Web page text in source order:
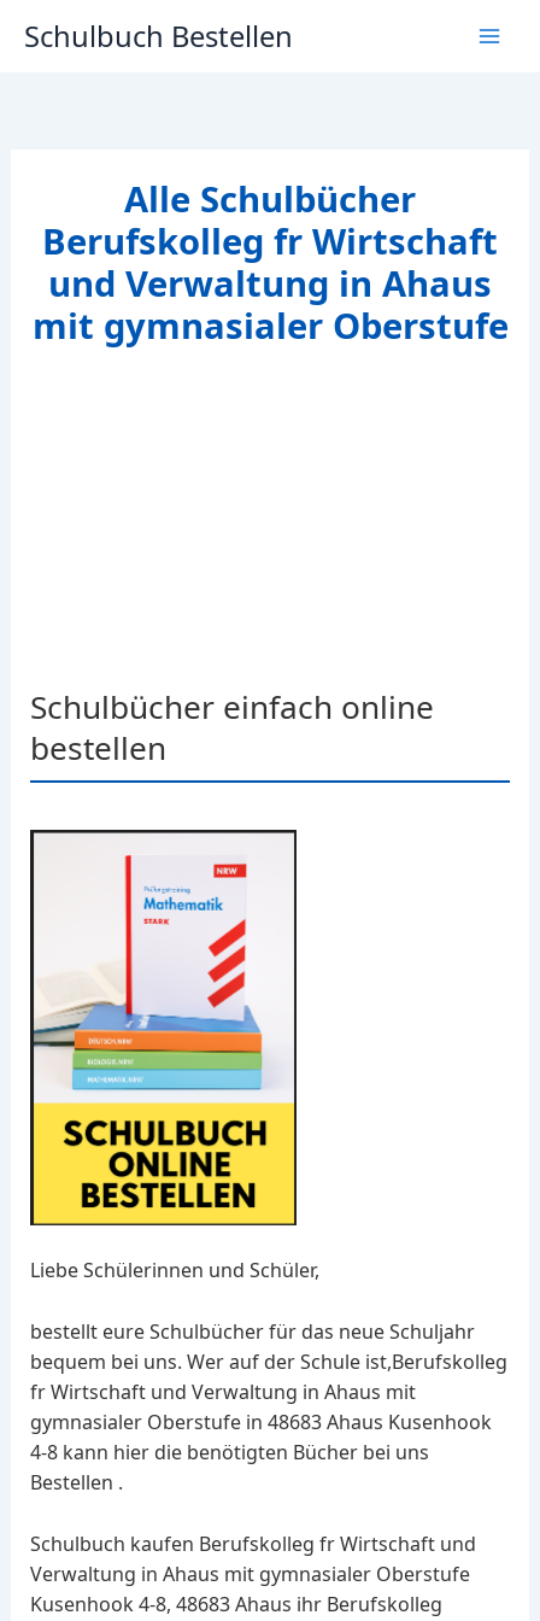
InhaltSchulbuch Bestellen
Alle Schulbücher
Berufskolleg fr Wirtschaft
und Verwaltung in Ahaus
mit gymnasialer Oberstufe
Schulbücher einfach online
bestellen
Liebe Schülerinnen und Schüler,
bestellt eure Schulbücher für das neue Schuljahr
bequem bei uns. Wer auf der Schule ist,Berufskolleg
fr Wirtschaft und Verwaltung in Ahaus mit
gymnasialer Oberstufe in 48683 Ahaus Kusenhook
4-8 kann hier die benötigten Bücher bei uns
Bestellen .
Schulbuch kaufen Berufskolleg fr Wirtschaft und
Verwaltung in Ahaus mit gymnasialer Oberstufe
Kusenhook 4-8, 48683 Ahaus ihr Berufskolleg